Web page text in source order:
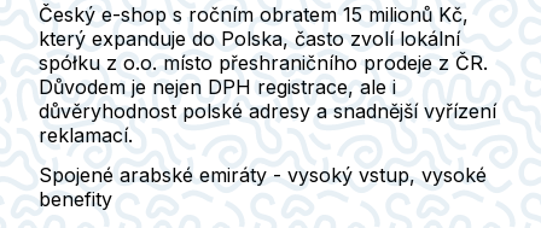
Český e-shop s ročním obratem 15 milionů Kč,
který expanduje do Polska, často zvolí lokální
spółku z o.o. místo přeshraničního prodeje z ČR.
Důvodem je nejen DPH registrace, ale i
důvěryhodnost polské adresy a snadnější vyřízení
reklamací.
Spojené arabské emiráty - vysoký vstup, vysoké
benefity